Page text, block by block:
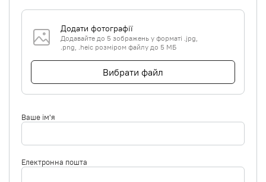
Додати фотографії
Додавайте до 5 зображень у форматі .jpg,
.png, .heic розміром файлу до 5 МБ
Вибрати файл
Ваше ім'я
Електронна пошта